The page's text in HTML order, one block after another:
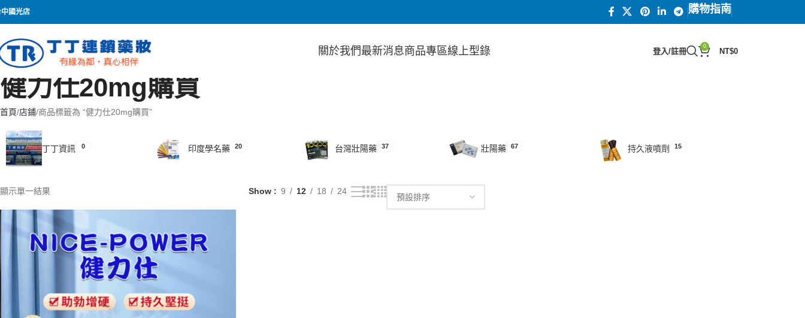
國光店 購物指南
關於我們最新消息商品專區線上型錄 登入/註冊
0
NT$0
健力仕20mg購買
首頁 店鋪 商品標籤為 “健力仕20mg購買”
丁丁資訊 0 印度學名藥 20 台灣壯陽藥 37 壯陽藥 67 持久液噴劑 15
顯示單一結果 Show 9 12 18 24